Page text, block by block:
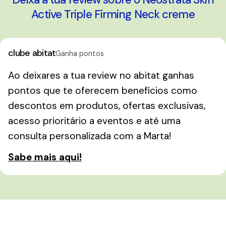
Active Triple Firming Neck creme
clube abitatGanha pontos
Ao deixares a tua review no abitat ganhas
pontos que te oferecem benefícios como
descontos em produtos, ofertas exclusivas,
acesso prioritário a eventos e até uma
consulta personalizada com a Marta!
Sabe mais aqui!